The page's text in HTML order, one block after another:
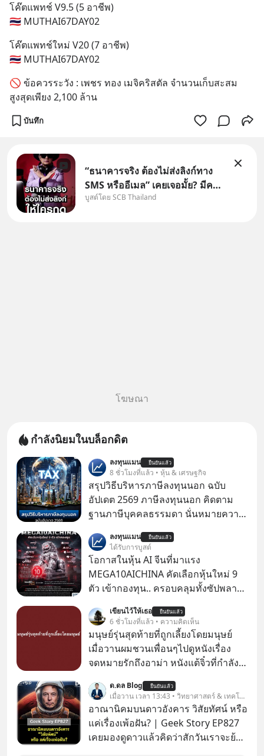
โค๊ตแพทช์ V9.5 (5 อาชีพ)
🇹🇭 MUTHAI67DAY02
โค๊ตแพทช์ใหม่ V20 (7 อาชีพ)
🇹🇭 MUTHAI67DAY02
🚫 ข้อควรระวัง : เพชร ทอง เมจิคริสตัล จำนวนเก็บสะสม
สูงสุดเพียง 2,100 ล้าน
บันทึก
“ธนาคารจริง ต้องไม่ส่งลิงก์ทาง
SMS หรืออีเมล” เคยเจอมั้ย? มีคน
อ้างว่าโทรจากธนาคาร บอกว่า
บูสต์โดย SCB Thailand
โฆษณา
กำลังนิยมในบล็อกดิต
ลงทุนแมน ยืนยันแล้ว
8 ชั่วโมงที่แล้ว • หุ้น & เศรษฐกิจ
สรุปวิธีบริหารภาษีลงทุนนอก ฉบับ
อัปเดต 2569 ภาษีลงทุนนอก คิดตาม
ฐานภาษีบุคคลธรรมดา นั่นหมายความ
ลงทุนแมน ยืนยันแล้ว
ได้รับการบูสต์
โอกาสในหุ้น AI จีนที่มาแรง
MEGA10AICHINA คัดเลือกหุ้นใหม่ 9
ตัว เข้ากองทุน.. ครอบคลุมทั้งซัปพลาย
โปรโมชัน ลด 50% ค่าธรรมเนียมซื้อ |
ยอด 2 ล้านบาทขึ้นไป ฟรีค่าธรรมเนียม
ซื้อ
เขียนไว้ให้เธอ ยืนยันแล้ว
6 ชั่วโมงที่แล้ว • ความคิดเห็น
มนุษย์รุ่นสุดท้ายที่ถูกเลี้ยงโดยมนุษย์
เมื่อวานผมชวนเพื่อนๆไปดูหนังเรื่อง
จดหมายรักถึงอาม่า หนังแต้จิ๋วที่กำลัง
ป๊าผมเห็นโปสเตอร์หนังเรื่องนี้หลาย
เดือนก่อนและอยากดูมาก ด้วยเพราะว่า
อากงก็มาจากเมืองจีน ป๊าก็พูดแต้จิ๋วได้
มีเรื่องราวมีความผูกพันที่ได้ยินตั้งแต่
ด.ดล Blog ยืนยันแล้ว
เมื่อวาน เวลา 13:43 • วิทยาศาสตร์ & เทคโนโลยี
อาณานิคมบนดาวอังคาร วิสัยทัศน์ หรือ
แค่เรื่องเพ้อฝัน? | Geek Story EP827
เคยมองดูดาวแล้วคิดว่าสักวันเราจะย้าย